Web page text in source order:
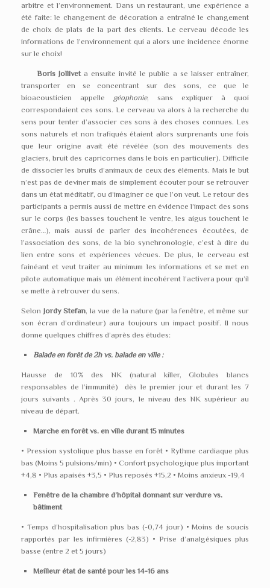
arbitre et l’environnement. Dans un restaurant, une expérience a
été faite: le changement de décoration a entraîné le changement
de choix de plats de la part des clients. Le cerveau décode les
informations de l’environnement qui a alors une incidence énorme
sur le choix!
Boris Jolliveta ensuite invité le public a se laisser entraîner,
transporter en se concentrant sur des sons, ce que le
bioacousticien appelle géophonie, sans expliquer à quoi
correspondaient ces sons. Le cerveau va alors à la recherche du
sens pour tenter d’associer ces sons à des choses connues. Les
sons naturels et non trafiqués étaient alors surprenants une fois
que leur origine avait été révélée (son des mouvements des
glaciers, bruit des capricornes dans le bois en particulier). Difficile
de dissocier les bruits d’animaux de ceux des éléments. Mais le but
n’est pas de deviner mais de simplement écouter pour se retrouver
dans un état méditatif, ou d’imaginer ce que l’on veut. Le retour des
participants a permis aussi de mettre en évidence l’impact des sons
sur le corps (les basses touchent le ventre, les aigus touchent le
crâne…), mais aussi de parler des incohérences écoutées, de
l’association des sons, de la bio synchronologie, c’est à dire du
lien entre sons et expériences vécues. De plus, le cerveau est
fainéant et veut traiter au minimum les informations et se met en
pilote automatique mais un élément incohérent l’activera pour qu’il
se mette à retrouver du sens.
Selon Jordy Stefan, la vue de la nature (par la fenêtre, et même sur
son écran d’ordinateur) aura toujours un impact positif. Il nous
donne quelques chiffres d’après des études:
Balade en forêt de 2h vs. balade en ville :
Hausse de 10% des NK (natural killer, Globules blancs
responsables de l’immunité) dès le premier jour et durant les 7
jours suivants . Après 30 jours, le niveau des NK supérieur au
niveau de départ.
Marche en forêt vs. en ville durant 15 minutes
• Pression systolique plus basse en forêt • Rythme cardiaque plus
bas (Moins 5 pulsions/min) • Confort psychologique plus important
+4,8 • Plus apaisés +3,5 • Plus reposés +15,2 • Moins anxieux -19,4
Fenêtre de la chambre d’hôpital donnant sur verdure vs.
bâtiment
• Temps d’hospitalisation plus bas (-0,74 jour) • Moins de soucis
rapportés par les infirmières (-2,83) • Prise d’analgésiques plus
basse (entre 2 et 5 jours)
Meilleur état de santé pour les 14-16 ans